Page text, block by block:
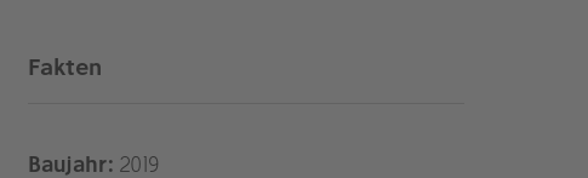
Fakten
Baujahr: 2019